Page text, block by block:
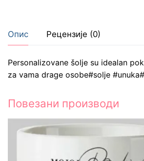
Опис Рецензије (0)
Personalizovane šolje su idealan
za vama drage osobe#solje
Повезани производи